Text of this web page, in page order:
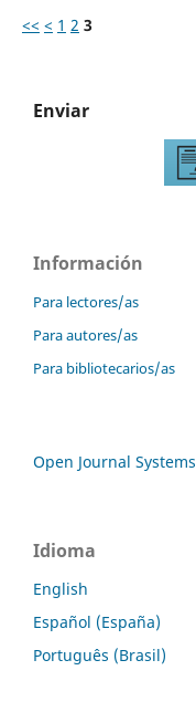
<< < 1 2 3
Enviar
Información
Para lectores/as
Para autores/as
Para bibliotecarios/as
Open Journal Systems
Idioma
English
Español (España)
Português (Brasil)